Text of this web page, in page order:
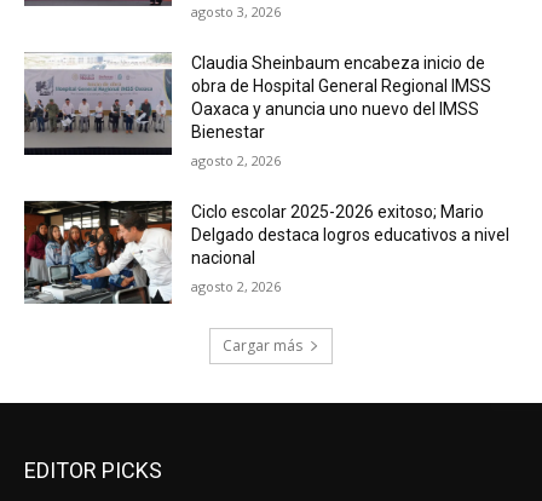
agosto 3, 2026
Claudia Sheinbaum encabeza inicio de
obra de Hospital General Regional IMSS
Oaxaca y anuncia uno nuevo del IMSS
Bienestar
agosto 2, 2026
Ciclo escolar 2025-2026 exitoso; Mario
Delgado destaca logros educativos a nivel
nacional
agosto 2, 2026
Cargar más
EDITOR PICKS